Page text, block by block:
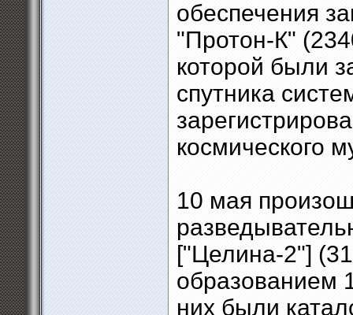
обеспечения
"Протон-К"
которой были
спутника
космического
10 мая
["Целина-2"]
образованием
них были